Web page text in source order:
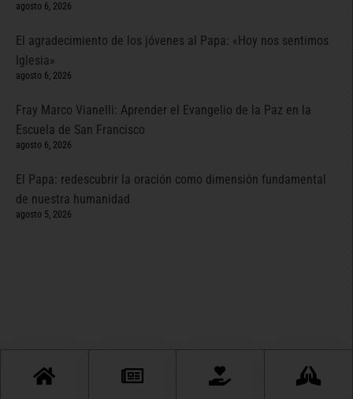
agosto 6, 2026
El agradecimiento de los jóvenes al Papa: «Hoy nos sentimos
Iglesia»
agosto 6, 2026
Fray Marco Vianelli: Aprender el Evangelio de la Paz en la
Escuela de San Francisco
agosto 6, 2026
El Papa: redescubrir la oración como dimensión fundamental
de nuestra humanidad
agosto 5, 2026